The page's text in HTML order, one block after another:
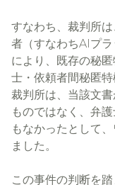
すなわち、裁判所
者（すなわちAIプ
により、既存の秘
士・依頼者間秘匿
裁判所は、当該文
ものではなく、弁
もなかったとして
ました。
この事件の判断を